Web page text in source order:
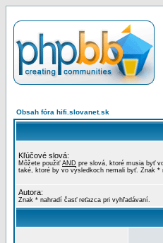
Obsah fóra hifi.slovanet.sk
Kľúčové slová:
Môžete použiť AND pre slová, ktoré musia byť
také, ktoré by vo výsledkoch nemali byť. Znak
Autora:
Znak * nahradí časť reťazca pri vyhľadávaní.